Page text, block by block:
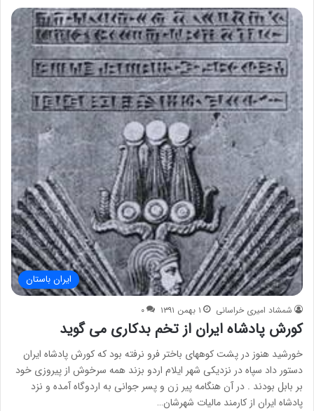
ایران باستان
شمشاد امیری خراسانی ۱ بهمن ۱۳۹۱ ۰
کورش پادشاه ایران از تخم بدکاری می گوید
خورشید هنوز در پشت کوههای باختر فرو نرفته بود که کورش پادشاه ایران
دستور داد سپاه در نزدیکی شهر ایلام اردو بزند همه سرخوش از پیروزی خود
بر بابل بودند . در آن هنگامه پیر زن و پسر جوانی به اردوگاه آمده و نزد
پادشاه ایران از کارمند مالیات شهرشان…